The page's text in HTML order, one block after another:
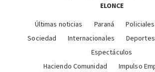
ELONCE
Últimas noticias Paraná Policiales
Sociedad
Internacionales Deportes
Espectáculos
Haciendo Comunidad
Impulso